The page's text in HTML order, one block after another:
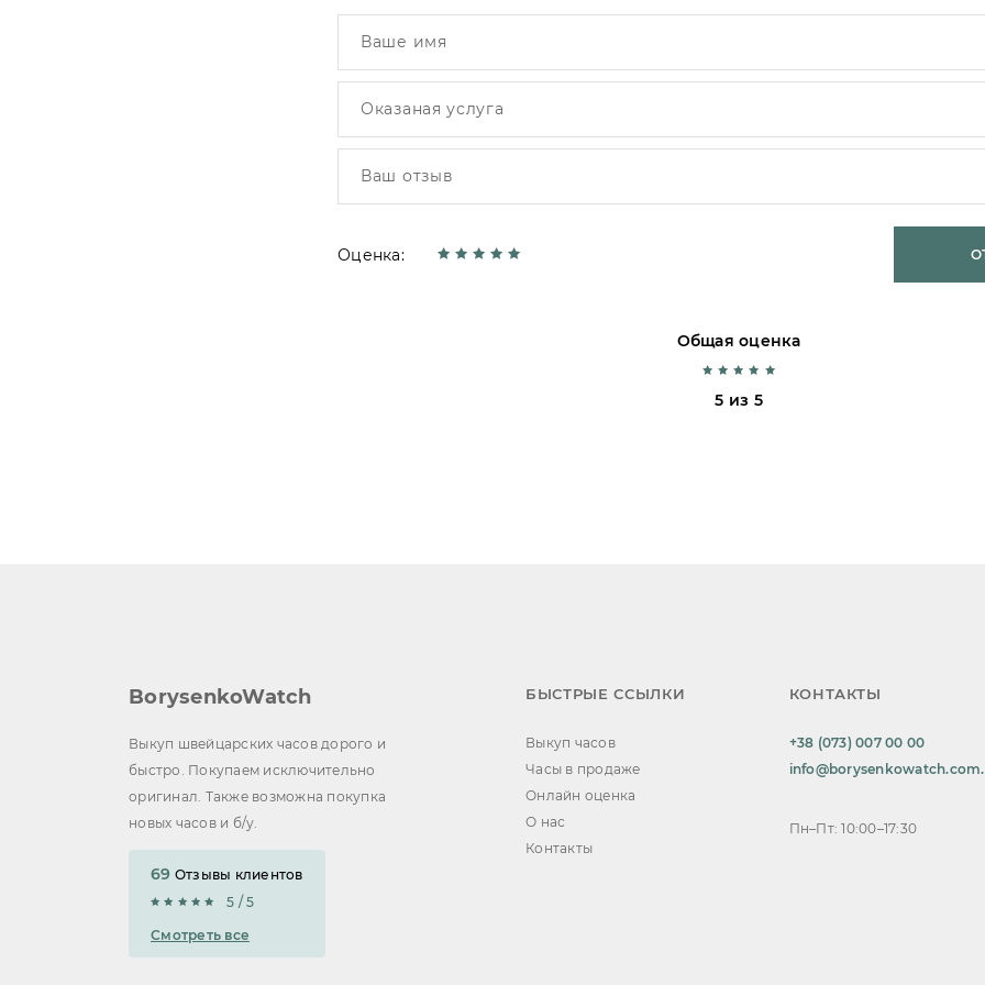
Оценка:
Общая оценка
5 из 5
BorysenkoWatch
Выкуп швейцарских часов дорого и
быстро. Покупаем исключительно
оригинал. Также возможна покупка
новых часов и б/у.
69 Отзывы клиентов
5 / 5
Смотреть все
БЫСТРЫЕ ССЫЛКИ
Выкуп часов
Часы в продаже
Онлайн оценка
О нас
Контакты
КОНТАКТЫ
+38 (073) 007 00 00
Пн–Пт: 10:00–17:30